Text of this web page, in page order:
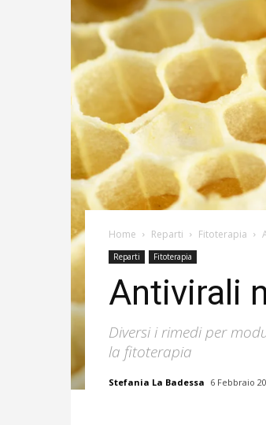
Home Reparti Fitoterapia
Reparti Fitoterapia
Antivirali
Diversi i rimedi per
la fitoterapia
Stefania La Badessa 6 Febbraio